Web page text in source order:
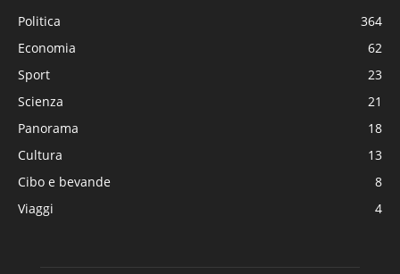
Politica
364
Economia
62
Sport
23
Scienza
21
Panorama
18
Cultura
13
Cibo e bevande
8
Viaggi
4